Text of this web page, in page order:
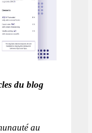
du blog
au